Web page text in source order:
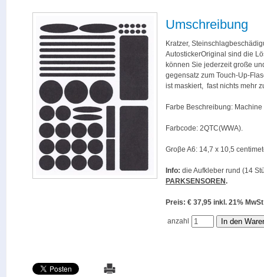
Umschreibung
Kratzer,
AutostickerOriginal sind die
können Sie jederzeit große
gegensatz zum Touch-Up-
ist maskiert, fast nichts mehr
Farbe Beschreibung: Machine
Farbcode: 2QTC(WWA).
Groβe A6: 14,7 x 10,5
Info: die Aufkleber rund (14
PARKSENSOREN.
Preis: € 37,95 inkl. 21%
anzahl